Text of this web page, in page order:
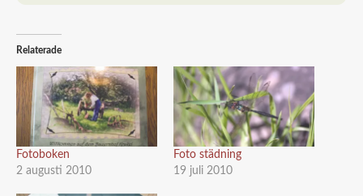
Relaterade
Fotoboken
2 augusti 2010
Foto städning
19 juli 2010